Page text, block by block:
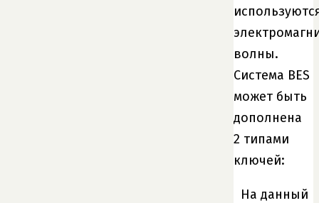
волны.
Система BES
может быть
дополнена
2 типами
ключей:
На данный